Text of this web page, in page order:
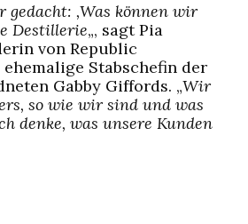
‚Was können wir
Destillerie„, sagt Pia
von Republic
Stabschefin der
Gabby Giffords. „Wir
so wie wir sind und was
denke, was unsere Kunden